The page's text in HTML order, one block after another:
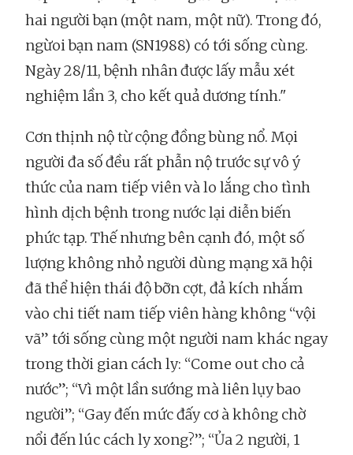
hai người bạn (một nam, một nữ). Trong đó,
ngừoi bạn nam (SN1988) có tới sống cùng.
Ngày 28/11, bệnh nhân được lấy mẫu xét
nghiệm lần 3, cho kết quả dương tính."
Cơn thịnh nộ từ cộng đồng bùng nổ. Mọi
người đa số đều rất phẫn nộ trước sự vô ý
thức của nam tiếp viên và lo lắng cho tình
hình dịch bệnh trong nước lại diễn biến
phức tạp. Thế nhưng bên cạnh đó, một số
lượng không nhỏ người dùng mạng xã hội
đã thể hiện thái độ bỡn cợt, đả kích nhắm
vào chi tiết nam tiếp viên hàng không “vội
vã” tới sống cùng một người nam khác ngay
trong thời gian cách ly: “Come out cho cả
nước”; “Vì một lần sướng mà liên lụy bao
người”; “Gay đến mức đấy cơ à không chờ
nổi đến lúc cách ly xong?”; “Ủa 2 người, 1